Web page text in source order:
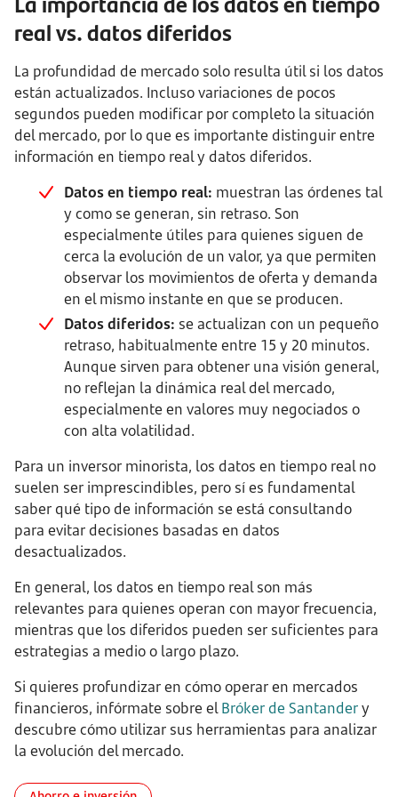
real vs. datos diferidos
La profundidad de mercado solo resulta útil si los datos
están actualizados. Incluso variaciones de pocos
segundos pueden modificar por completo la situación
del mercado, por lo que es importante distinguir entre
información en tiempo real y datos diferidos.
Datos en tiempo real: muestran las órdenes tal
y como se generan, sin retraso. Son
especialmente útiles para quienes siguen de
cerca la evolución de un valor, ya que permiten
observar los movimientos de oferta y demanda
en el mismo instante en que se producen.
Datos diferidos: se actualizan con un pequeño
retraso, habitualmente entre 15 y 20 minutos.
Aunque sirven para obtener una visión general,
no reflejan la dinámica real del mercado,
especialmente en valores muy negociados o
con alta volatilidad.
Para un inversor minorista, los datos en tiempo real no
suelen ser imprescindibles, pero sí es fundamental
saber qué tipo de información se está consultando
para evitar decisiones basadas en datos
desactualizados.
En general, los datos en tiempo real son más
relevantes para quienes operan con mayor frecuencia,
mientras que los diferidos pueden ser suficientes para
estrategias a medio o largo plazo.
Si quieres profundizar en cómo operar en mercados
financieros, infórmate sobre elBróker de Santandery
descubre cómo utilizar sus herramientas para analizar
la evolución del mercado.